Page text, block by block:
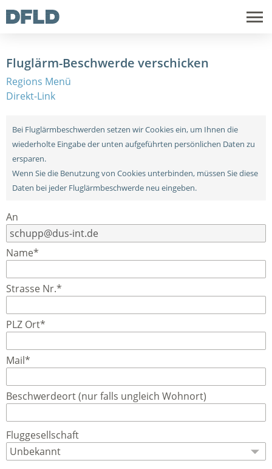
Fluglärm-Beschwerde verschicken
Regions Menü
Direkt-Link
Bei Fluglärmbeschwerden setzen wir Cookies ein, um Ihnen die
wiederholte Eingabe der unten aufgeführten persönlichen Daten zu
ersparen.
Wenn Sie die Benutzung von Cookies unterbinden, müssen Sie diese
Daten bei jeder Fluglärmbeschwerde neu eingeben.
An
Name*
Strasse Nr.*
PLZ Ort*
Mail*
Beschwerdeort (nur falls ungleich Wohnort)
Fluggesellschaft